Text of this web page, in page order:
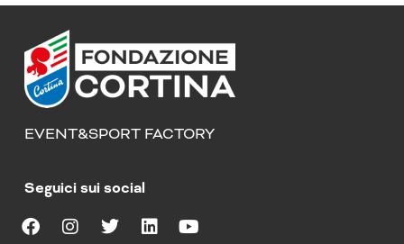
EVENT&SPORT FACTORY
Seguici sui social